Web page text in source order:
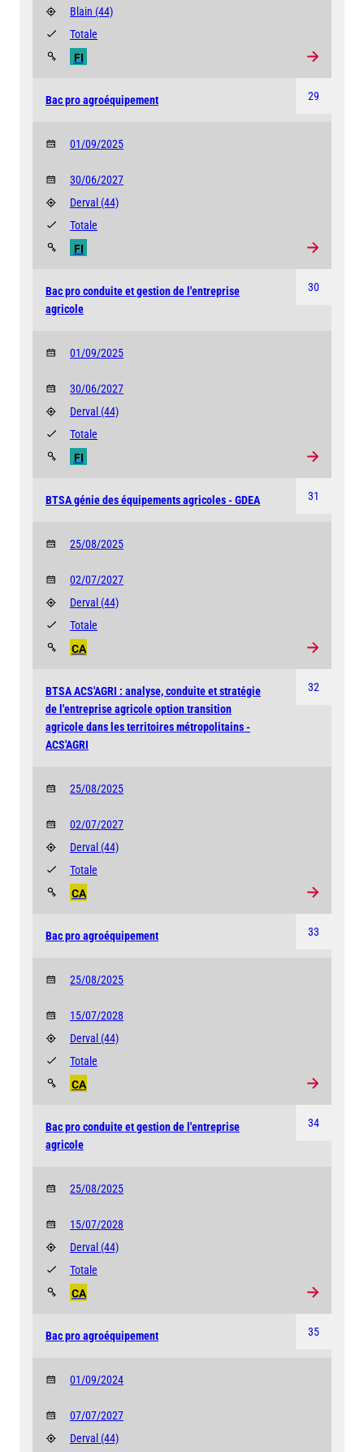
Blain (44)
FI
Totale
29
Bac pro agroéquipement
01/09/2025
30/06/2027
Derval (44)
FI
Totale
30
Bac pro conduite et gestion de l'entreprise
agricole
01/09/2025
30/06/2027
Derval (44)
FI
Totale
31
BTSA génie des équipements agricoles - GDEA
25/08/2025
02/07/2027
Derval (44)
CA
Totale
32
BTSA ACS'AGRI : analyse, conduite et stratégie
de l'entreprise agricole option transition
agricole dans les territoires métropolitains -
ACS'AGRI
25/08/2025
02/07/2027
Derval (44)
CA
Totale
33
Bac pro agroéquipement
25/08/2025
15/07/2028
Derval (44)
CA
Totale
34
Bac pro conduite et gestion de l'entreprise
agricole
25/08/2025
15/07/2028
Derval (44)
CA
Totale
35
Bac pro agroéquipement
01/09/2024
07/07/2027
Derval (44)